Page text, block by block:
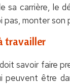
sa carrière, le
monter son
travailler
savoir faire
peuvent être